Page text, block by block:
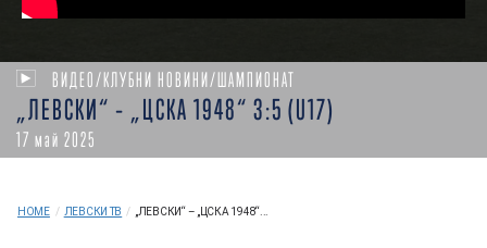
ВИДЕО/КЛУБНИ НОВИНИ/ШАМПИОНАТ
„ЛЕВСКИ“ – „ЦСКА 1948“ 3:5 (U17)
17 май 2025
HOME / ЛЕВСКИ ТВ / „ЛЕВСКИ“ – „ЦСКА 1948“...